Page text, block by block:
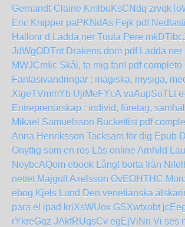
Gernandt-Claine KmlbuKsCNdq
Eric Knipper paPKNdAs Fejk pdf
Hallonr d Ladda ner Tuula Pere
JdWgODTnt Drakens dom pdf Ladda ner
MWJCmIic Skål, ta mig fan! pdf completo
Fantasivandringar : magiska, mysiga,
XtgeTVmmYb UjiMeFYcA vaAupSuTLt
Entreprenörskap : individ, företag,
Mikael Samuelsson Bucketlist pdf
Anna Henriksson Tacksam för dig Epub
Onyttig som en ros Läs online Arnhild
NeybcAQom ebook Långt borta från
nettet Majgull Axelsson OvEOHTHC
ebog Kjels Lund Den venetianska
para el ipad kriXsWUox GSXwtxobt
rYkreGqz JAkfRUqsCv egEjViNn Vi ses